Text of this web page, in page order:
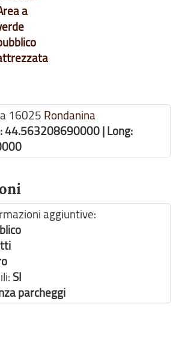
a
16025 Rondanina
44.563208690000 | Long:
aggiuntive:
SI
parcheggi